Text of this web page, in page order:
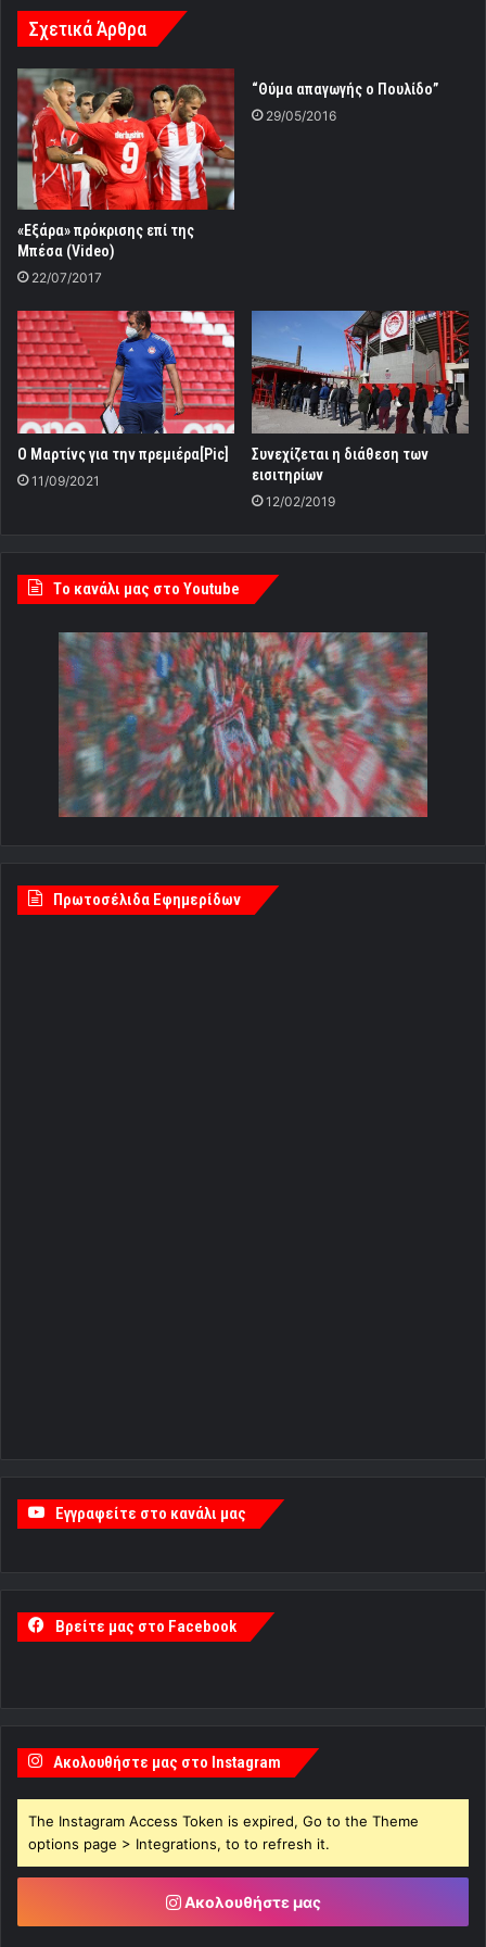
Σχετικά Άρθρα
«Εξάρα» πρόκρισης επί της
Μπέσα (Video)
22/07/2017
“Θύμα απαγωγής ο Πουλίδο”
29/05/2016
Ο Μαρτίνς για την πρεμιέρα[Pic]
11/09/2021
Συνεχίζεται η διάθεση των
εισιτηρίων
12/02/2019
Tο κανάλι μας στο Youtube
Πρωτοσέλιδα Εφημερίδων
Εγγραφείτε στο κανάλι μας
Βρείτε μας στο Facebook
Ακολουθήστε μας στο Instagram
The Instagram Access Token is expired, Go to the Theme
options page > Integrations, to to refresh it.
Ακολουθήστε μας